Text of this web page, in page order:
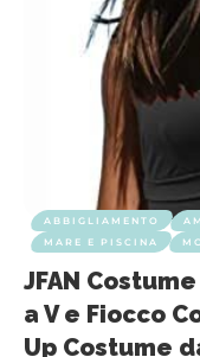
ABBIGLIAMENTO
MARE E PISCINA
JFAN
a V e Fiocco
Up Costume